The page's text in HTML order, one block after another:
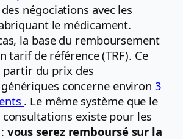
négociations avec les
le médicament.
la base du remboursement
tarif de référence (TRF). Ce
partir du prix des
concerne environ 3
. Le même système que le
consultations existe pour les
vous serez remboursé sur la